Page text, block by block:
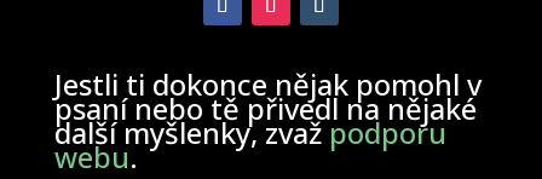
Jestli ti dokonce nějak pomohl v
psaní nebo tě přivedl na nějaké
další myšlenky, zvažpodporu
webu.